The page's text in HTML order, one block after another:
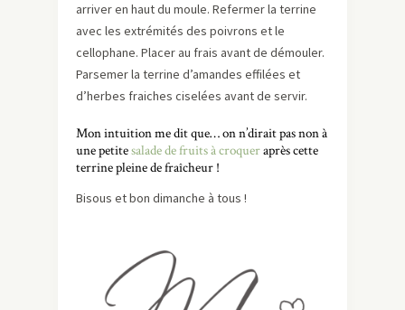
arriver en haut du moule. Refermer la terrine
avec les extrémités des poivrons et le
cellophane. Placer au frais avant de démouler.
Parsemer la terrine d’amandes effilées et
d’herbes fraiches ciselées avant de servir.
Mon intuition me dit que… on n’dirait pas non à
une petitesalade de fruits à croqueraprès cette
terrine pleine de fraîcheur !
Bisous et bon dimanche à tous !